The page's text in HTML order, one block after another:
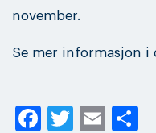
november.
Se mer informasjon i
Facebook
Twitter